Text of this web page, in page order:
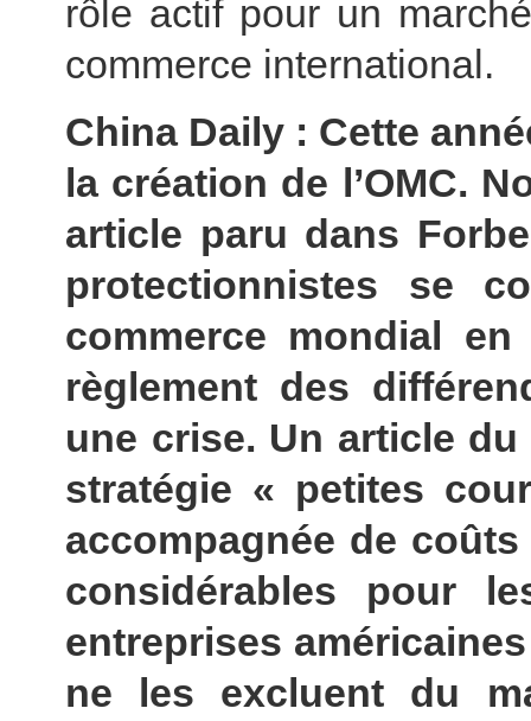
rôle actif pour un
commerce international.
China Daily : Cette
la création de l’OMC.
article paru dans
protectionnistes se
commerce mondial
règlement des
une crise. Un article
stratégie « petites
accompagnée de
considérables pour
entreprises
ne les excluent du